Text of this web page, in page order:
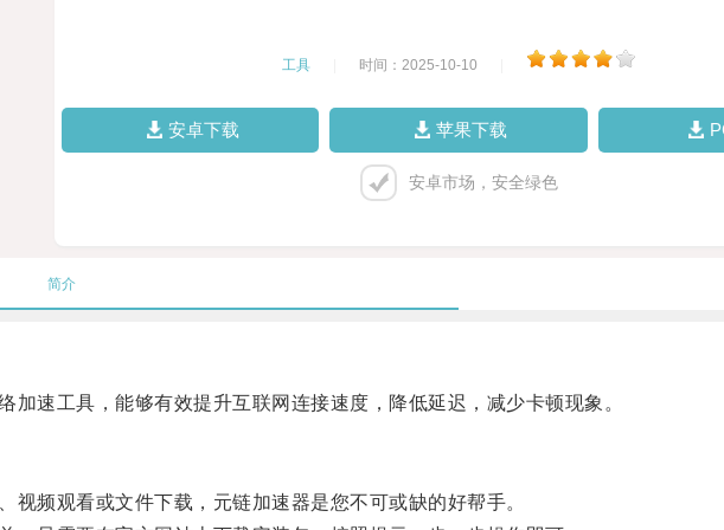
工具 时间：2025-10-10
安卓下载 苹果下载
安卓市场，安全绿色
简介
速工具，能够有效提升互联网连接速度，降低延迟，减少卡顿现象。
频观看或文件下载，元链加速器是您不可或缺的好帮手。